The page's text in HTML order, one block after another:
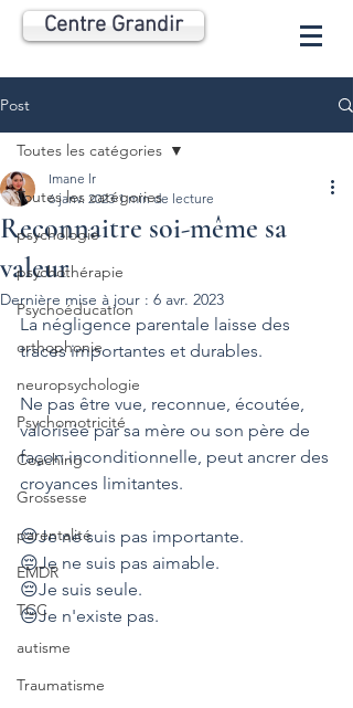
Centre Grandir
Post
Toutes les catégories
psychologie
psychothérapie
Psychoéducation
orthophonie
neuropsychologie
Psychomotricité
Coaching
Grossesse
parentalité
EMDR
TCC
autisme
Traumatisme
Toutes les catégories
Reconnaitre soi-même sa
valeur
Imane lr
6 janv. 2023 1 min de lecture
Dernière mise à jour : 6 avr. 2023
La négligence parentale laisse des
traces importantes et durables.
Ne pas être vue, reconnue, écoutée,
valorisée par sa mère ou son père de
façon inconditionnelle, peut ancrer des
croyances limitantes.
😔Je ne suis pas importante.
😔Je ne suis pas aimable.
😔Je suis seule.
😔Je n'existe pas.